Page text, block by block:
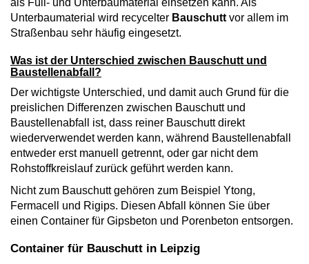
als Füll- und Unterbaumaterial einsetzen kann. Als
Unterbaumaterial wird recycelter Bauschutt vor allem im
Straßenbau sehr häufig eingesetzt.
Was ist der Unterschied zwischen Bauschutt und
Baustellenabfall?
Der wichtigste Unterschied, und damit auch Grund für die
preislichen Differenzen zwischen Bauschutt und
Baustellenabfall ist, dass reiner Bauschutt direkt
wiederverwendet werden kann, während Baustellenabfall
entweder erst manuell getrennt, oder gar nicht dem
Rohstoffkreislauf zurück geführt werden kann.
Nicht zum Bauschutt gehören zum Beispiel Ytong,
Fermacell und Rigips. Diesen Abfall können Sie über
einen Container für Gipsbeton und Porenbeton entsorgen.
Container für Bauschutt in Leipzig